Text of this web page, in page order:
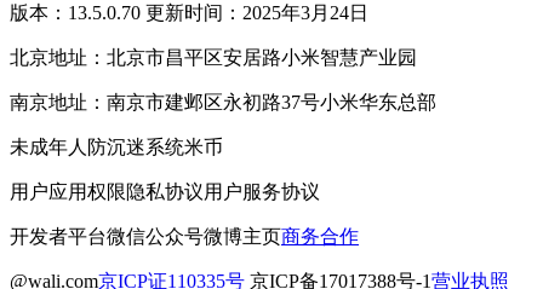
版本：13.5.0.70 更新时间：2025年3月24日
北京地址：北京市昌平区安居路小米智慧产业园
南京地址：南京市建邺区永初路37号小米华东总部
未成年人防沉迷系统米币
用户应用权限隐私协议用户服务协议
开发者平台微信公众号微博主页商务合作
@wali.com京ICP证110335号 京ICP备17017388号-1营业执照